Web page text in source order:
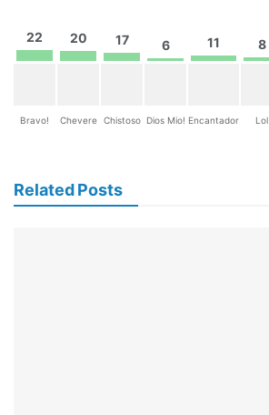
22
Bravo!
20
Chevere
17
Chistoso
6
Dios Mio!
11
Encantador
8
Lol
Related Posts